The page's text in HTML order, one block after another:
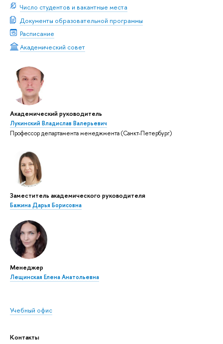
Число студентов и вакантные места
Документы образовательной программы
Расписание
Академический совет
Академический руководитель
Лукинский Владислав Валерьевич
Профессор департамента менеджмента (Санкт-Петербург)
Заместитель академического руководителя
Бажина Дарья Борисовна
Менеджер
Лещинская Елена Анатольевна
Учебный офис
Контакты